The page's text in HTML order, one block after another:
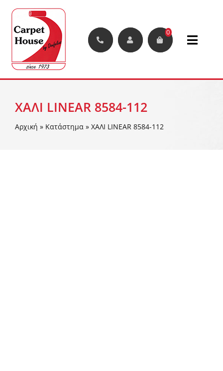
περιεχόμενο
0
Toggle
Μοκέτες
ΧΑΛΙ LINEAR 8584-112
Αρχική » Κατάστημα » ΧΑΛΙ LINEAR 8584-112